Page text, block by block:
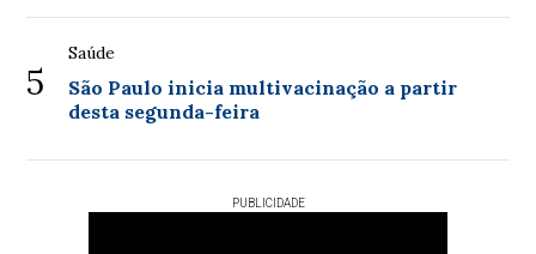
5
Saúde
São Paulo inicia multivacinação a partir
desta segunda-feira
PUBLICIDADE